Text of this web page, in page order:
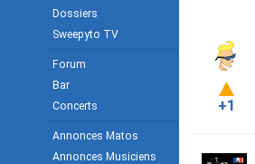
Dossiers
Sweepyto TV
Forum
Bar
Concerts
Annonces Matos
Annonces Musiciens
+1